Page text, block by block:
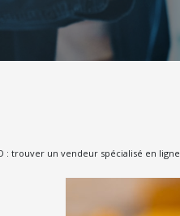
: trouver un vendeur spécialisé en ligne